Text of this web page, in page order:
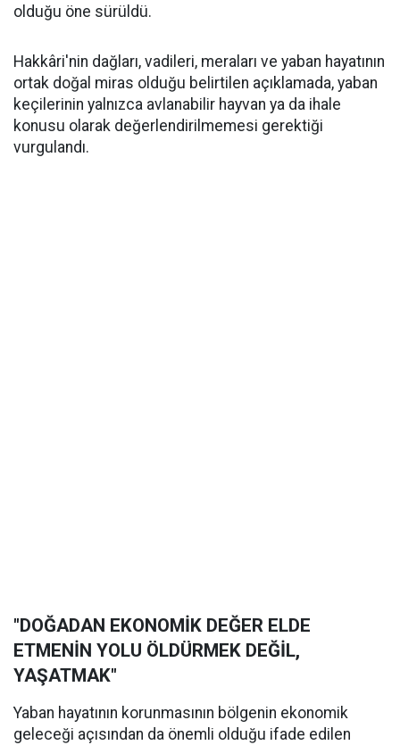
olduğu öne sürüldü.
Hakkâri'nin dağları, vadileri, meraları ve yaban hayatının
ortak doğal miras olduğu belirtilen açıklamada, yaban
keçilerinin yalnızca avlanabilir hayvan ya da ihale
konusu olarak değerlendirilmemesi gerektiği
vurgulandı.
"DOĞADAN EKONOMİK DEĞER ELDE
ETMENİN YOLU ÖLDÜRMEK DEĞİL,
YAŞATMAK"
Yaban hayatının korunmasının bölgenin ekonomik
geleceği açısından da önemli olduğu ifade edilen